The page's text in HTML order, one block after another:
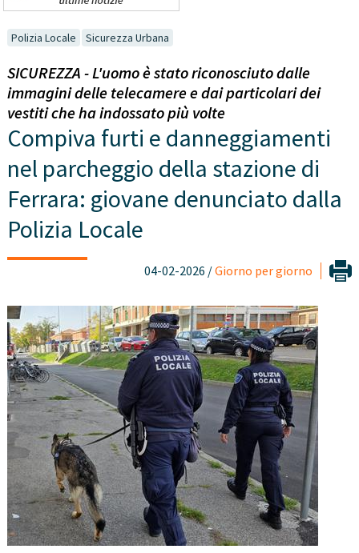
Polizia Locale Sicurezza Urbana
SICUREZZA - L'uomo è stato riconosciuto dalle
immagini delle telecamere e dai particolari dei
vestiti che ha indossato più volte
Compiva furti e danneggiamenti
nel parcheggio della stazione di
Ferrara: giovane denunciato dalla
Polizia Locale
04-02-2026 /Giorno per giorno